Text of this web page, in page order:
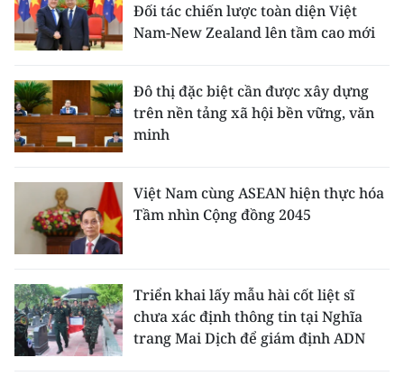
Đối tác chiến lược toàn diện Việt
Nam-New Zealand lên tầm cao mới
Đô thị đặc biệt cần được xây dựng
trên nền tảng xã hội bền vững, văn
minh
Việt Nam cùng ASEAN hiện thực hóa
Tầm nhìn Cộng đồng 2045
Triển khai lấy mẫu hài cốt liệt sĩ
chưa xác định thông tin tại Nghĩa
trang Mai Dịch để giám định ADN